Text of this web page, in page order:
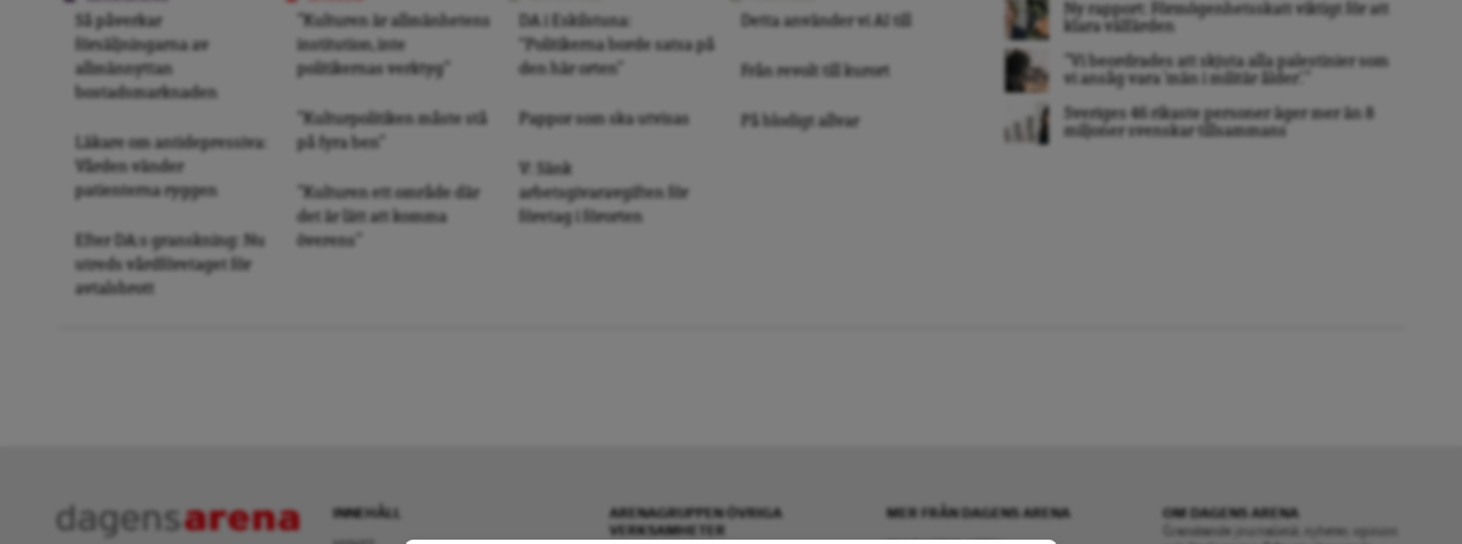
Så påverkar
försäljningarna av
allmännyttan
bostadsmarknaden
Läkare om antidepressiva:
Vården vänder
patienterna ryggen
Efter DA:s granskning: Nu
utreds vårdföretaget för
avtalsbrott
”Kulturen är allmänhetens
institution, inte
politikernas verktyg”
”Kulturpolitiken måste stå
på fyra ben”
”Kulturen ett område där
det är lätt att komma
överens”
DA i Eskilstuna:
“Politikerna borde satsa på
den här orten”
Pappor som ska utvisas
V: Sänk
arbetsgivaravgiften för
företag i förorten
Detta använder vi AI till
Från revolt till kurort
På blodigt allvar
Ny rapport: Förmögenhetsskatt viktigt för att
klara välfärden
”Vi beordrades att skjuta alla palestinier som
vi ansåg vara ’män i militär ålder’. ”
Sveriges 46 rikaste personer äger mer än 8
miljoner svenskar tillsammans
INNEHÅLL
ARENAGRUPPEN ÖVRIGA
VERKSAMHETER
MER FRÅN DAGENS ARENA
OM DAGENS ARENA
Granskande journalistik, nyheter, opinion